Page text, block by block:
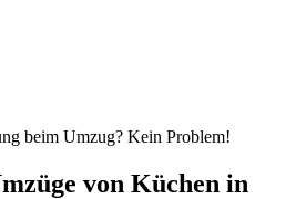
beim Umzug? Kein Problem!
von Küchen in